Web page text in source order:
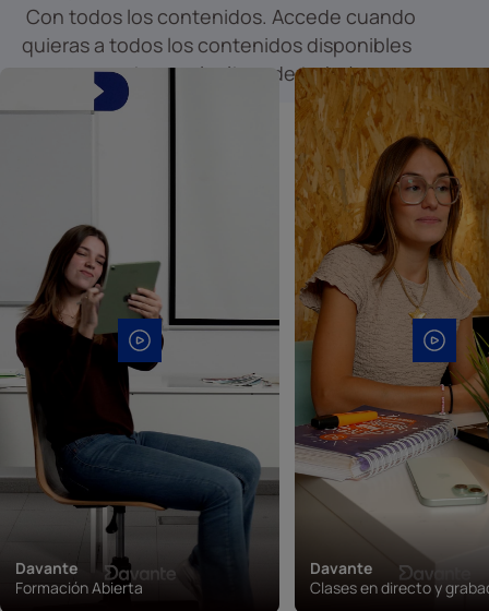
Con todos los contenidos. Accede cuando
quieras a todos los contenidos disponibles
para marcar tu propio ritmo de trabajo.
Davante
Formación Abierta
Davante
Clases en directo y